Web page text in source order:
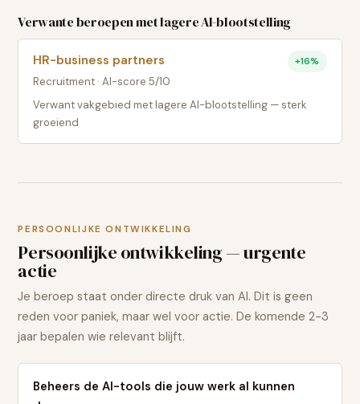
Verwante beroepen met lagere AI-blootstelling
HR-business partners
Recruitment· AI-score 5/10
+16%
Verwant vakgebied met lagere AI-blootstelling — sterk
groeiend
PERSOONLIJKE ONTWIKKELING
Persoonlijke ontwikkeling — urgente
actie
Je beroep staat onder directe druk van AI. Dit is geen
reden voor paniek, maar wel voor actie. De komende 2-3
jaar bepalen wie relevant blijft.
Beheers de AI-tools die jouw werk al kunnen